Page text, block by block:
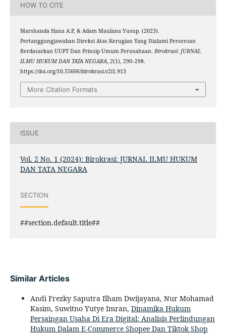
HOW TO CITE
Marshanda Hana A.P, & Adam Maulana Yusup. (2023).
Pertanggungjawaban Direksi Atas Kerugian Yang Dialami Perseroan
Berdasarkan UUPT Dan Prinsip Umum Perusahaan. Birokrasi: JURNAL
ILMU HUKUM DAN TATA NEGARA, 2(1), 290–298.
https://doi.org/10.55606/birokrasi.v2i1.913
More Citation Formats
ISSUE
Vol. 2 No. 1 (2024): Birokrasi: JURNAL ILMU HUKUM
DAN TATA NEGARA
SECTION
##section.default.title##
Similar Articles
Andi Frezky Saputra Ilham Dwijayana, Nur Mohamad
Kasim, Suwitno Yutye Imran, Dinamika Hukum
Persaingan Usaha Di Era Digital: Analisis Perlindungan
Hukum Dalam E-Commerce Shopee Dan Tiktok Shop